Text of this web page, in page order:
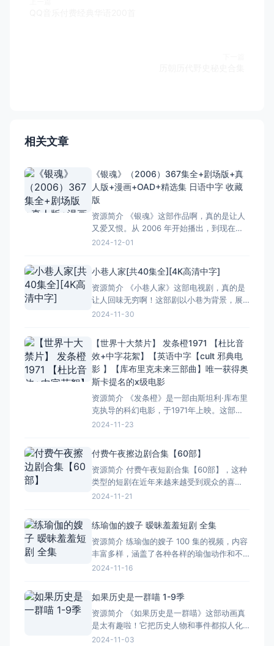
相关文章
《银魂》（2006）367集全+剧场版+真
人版+漫画+OAD+精选集 日语中字 收藏
版
资源简介 《银魂》这部作品啊，真的是让人
又爱又恨。从 2006 年开始播出，到现在都
367 集全了，还有剧场版、真人版、漫画、
丝来说，那收藏版简直就是梦寐以求的。 这
部剧啊，搞笑的时候能让你笑出腹肌，那些
无厘头
2024-12-01
小巷人家[共40集全][4K高清中字]
资源简介 《小巷人家》这部电视剧，真的是
让人回味无穷啊！这部剧以小巷为背景，展
现了普通百姓家的生活百态。一共40集，每
通的小巷。演员们的表演也很接地气，让人
感觉就像是在看自己邻居的故事。特别是那
些细节描写，真的让人
2024-11-30
【世界十大禁片】 发条橙1971 【杜比音
效+中字花絮】【英语中字【cult 邪典电
影 】【库布里克未来三部曲】唯一获得奥
斯卡提名的x级电影
资源简介 《发条橙》是一部由斯坦利·库布里
克执导的科幻电影，于1971年上映。这部电
影因其大量的暴力和性内容而在英国被禁30
的少年亚历克斯在经历“厌恶疗法”后，试图适
应社会规范的故事。这种疗法试图通过生理
和心理的双重手段来消
2024-11-23
付费午夜擦边剧合集【60部】
资源简介 付费午夜短剧合集【60部】，这种
类型的短剧在近年来越来越受到观众的喜
爱。它们通常以紧凑的剧情、丰富的人物形
理到爱情故事，从喜剧搞笑到科幻冒险，有
尽有。每一部短剧经过精心制作，画面精
美，音效出色，给观众带来
2024-11-21
练瑜伽的嫂子 暧昧羞羞短剧 全集
资源简介 练瑜伽的嫂子 100 集的视频，内容
丰富多样，涵盖了各种各样的瑜伽动作和不
同的练习场景。 视频里的嫂子可不一般，她
配合到身体的姿态，都交代得明明白白。而
且她的动作特别标准，无论是高难度的倒立
还是优雅的伸展，
2024-11-16
如果历史是一群喵 1-9季
资源简介 《如果历史是一群喵》这部动画真
是太有趣啦！它把历史人物和事件都拟人化
成了可爱的猫咪形象，让人在轻松愉快的氛
2024-11-03